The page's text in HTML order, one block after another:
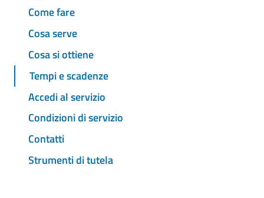
Come fare
Cosa serve
Cosa si ottiene
Tempi e scadenze
Accedi al servizio
Condizioni di servizio
Contatti
Strumenti di tutela